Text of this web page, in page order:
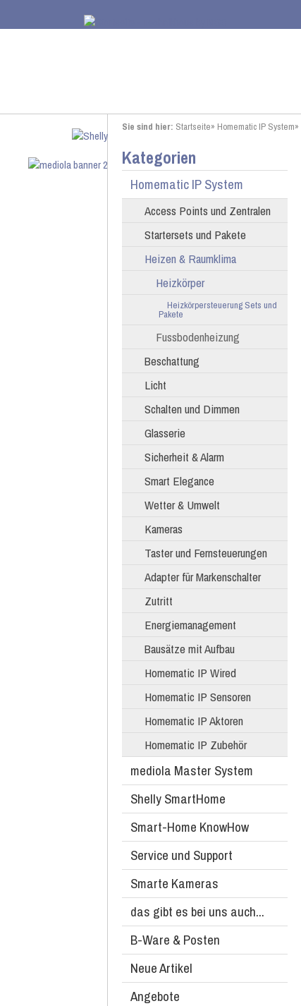
Sie sind hier: Startseite» Homematic IP System»
Kategorien
Homematic IP System
Access Points und Zentralen
Startersets und Pakete
Heizen & Raumklima
Heizkörper
Heizkörpersteuerung Sets und
Pakete
Fussbodenheizung
Beschattung
Licht
Schalten und Dimmen
Glasserie
Sicherheit & Alarm
Smart Elegance
Wetter & Umwelt
Kameras
Taster und Fernsteuerungen
Adapter für Markenschalter
Zutritt
Energiemanagement
Bausätze mit Aufbau
Homematic IP Wired
Homematic IP Sensoren
Homematic IP Aktoren
Homematic IP Zubehör
mediola Master System
Shelly SmartHome
Smart-Home KnowHow
Service und Support
Smarte Kameras
das gibt es bei uns auch...
B-Ware & Posten
Neue Artikel
Angebote